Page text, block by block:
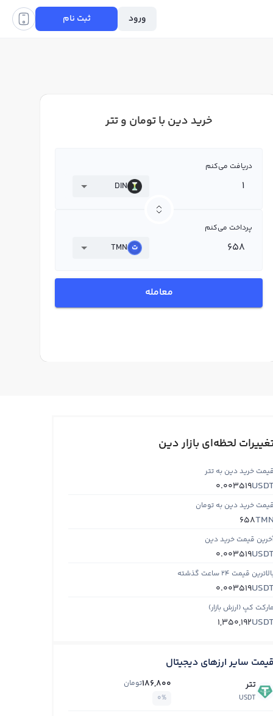
ورود ثبت نام
خرید دین با تومان و تتر
دریافت می‌کنم
DIN
پرداخت می‌کنم
TMN
معامله
لحظه‌ای بازار دین
قیمت خرید دین به تتر
0.003519
قیمت خرید دین به تومان
TMN
658
قیمت خرید دین
0.003519
قیمت ۲۴ ساعت گذشته
0.003519
مارکت کپ (ارزش بازار)
1,350,192
قیمت سایر ارزهای دیجیتال
تتر
USDT
186,800تومان
0%